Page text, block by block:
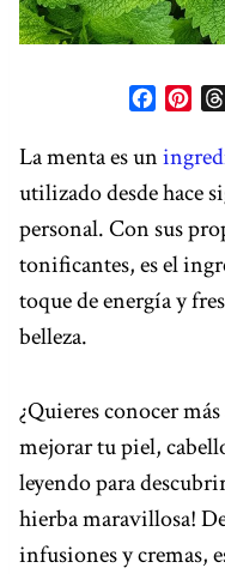
b
o
o
n
t
e
r
e
t
La menta es un
utilizado desde hace
personal. Con sus
tonificantes, es el
toque de energía y
belleza.
¿Quieres conocer
mejorar tu piel,
leyendo para
hierba maravillosa!
infusiones y cremas,